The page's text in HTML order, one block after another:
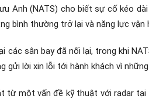
Anh (NATS) cho biết sự cố kéo
bình thường trở lại và năng lực
các sân bay đã nối lại, trong khi
gửi lời xin lỗi tới hành khách vì
từ một vấn đề kỹ thuật với radar